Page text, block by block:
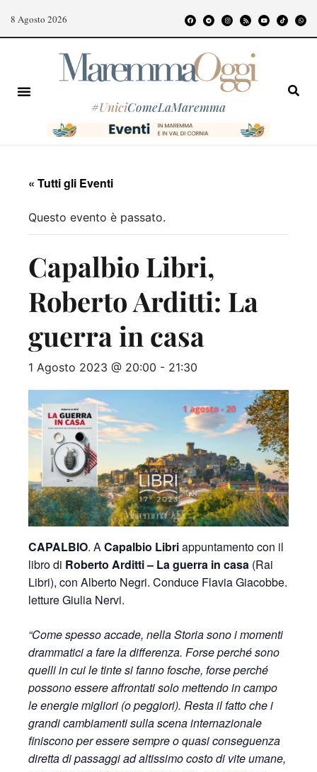
8 Agosto 2026
#UniciComeLaMaremma
« Tutti gli Eventi
Questo evento è passato.
Capalbio Libri,
Roberto Arditti: La
guerra in casa
1 Agosto 2023 @ 20:00 - 21:30
CAPALBIO. ACapalbio Libriappuntamento con il
libro di Roberto Arditti – La guerra in casa (Rai
Libri), con Alberto Negri. Conduce Flavia Giacobbe.
letture Giulia Nervi.
“Come spesso accade, nella Storia sono i momenti
drammatici a fare la differenza. Forse perché sono
quelli in cui le tinte si fanno fosche, forse perché
possono essere affrontati solo mettendo in campo
le energie migliori (o peggiori). Resta il fatto che i
grandi cambiamenti sulla scena internazionale
finiscono per essere sempre o quasi conseguenza
diretta di passaggi ad altissimo costo di vite umane,